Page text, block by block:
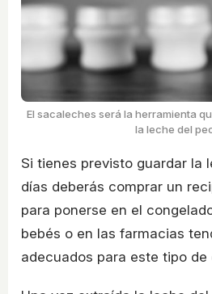
El sacaleches será la herramienta
la leche del
Si tienes previsto guardar la
días deberás comprar un
para ponerse en el
bebés o en las farmacias
adecuados para este tipo de